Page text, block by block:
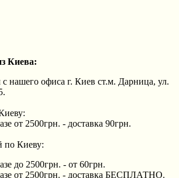
Киева:
нашего офиса г. Киев ст.м. Дарница, ул.
от 2500грн. - доставка 90грн.
по Киеву:
до 2500грн. - от 60грн.
от 2500грн. - доставка БЕСПЛАТНО.